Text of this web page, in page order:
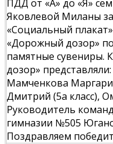
ПДД от «А» до «Я»
Яковлевой Миланы
«Социальный
«Дорожный дозор»
памятные сувениры.
дозор»
Мамченкова
Дмитрий (5а класс),
Руководитель
гимназии №505
Поздравляем